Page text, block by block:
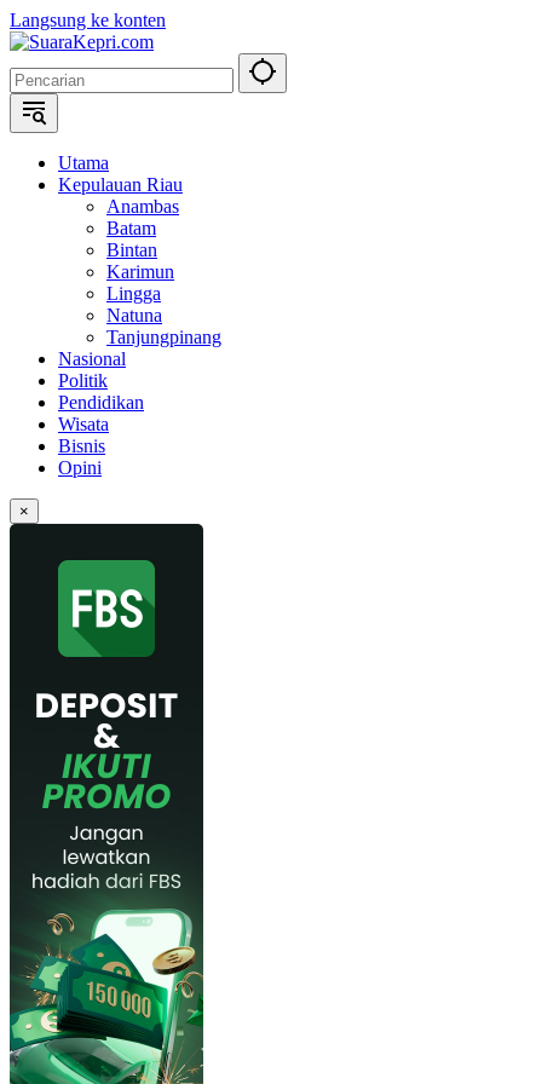
Langsung ke konten
Utama
Kepulauan Riau
Anambas
Batam
Bintan
Karimun
Lingga
Natuna
Tanjungpinang
Nasional
Politik
Pendidikan
Wisata
Bisnis
Opini
×